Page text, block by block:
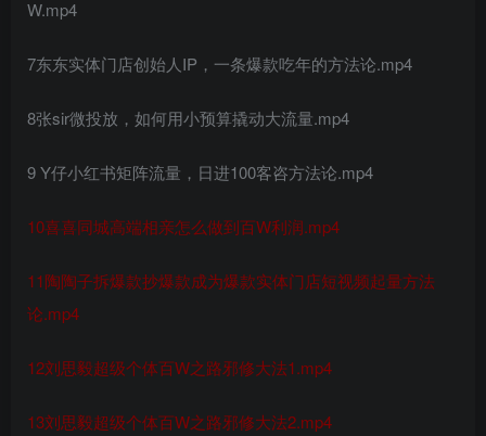
W.mp4
7东东实体门店创始人IP，一条爆款吃年的方法论.mp4
8张sir微投放，如何用小预算撬动大流量.mp4
9 Y仔小红书矩阵流量，日进100客咨方法论.mp4
10喜喜同城高端相亲怎么做到百W利润.mp4
11陶陶子拆爆款抄爆款成为爆款实体门店短视频起量方法
论.mp4
12刘思毅超级个体百W之路邪修大法1.mp4
13刘思毅超级个体百W之路邪修大法2.mp4